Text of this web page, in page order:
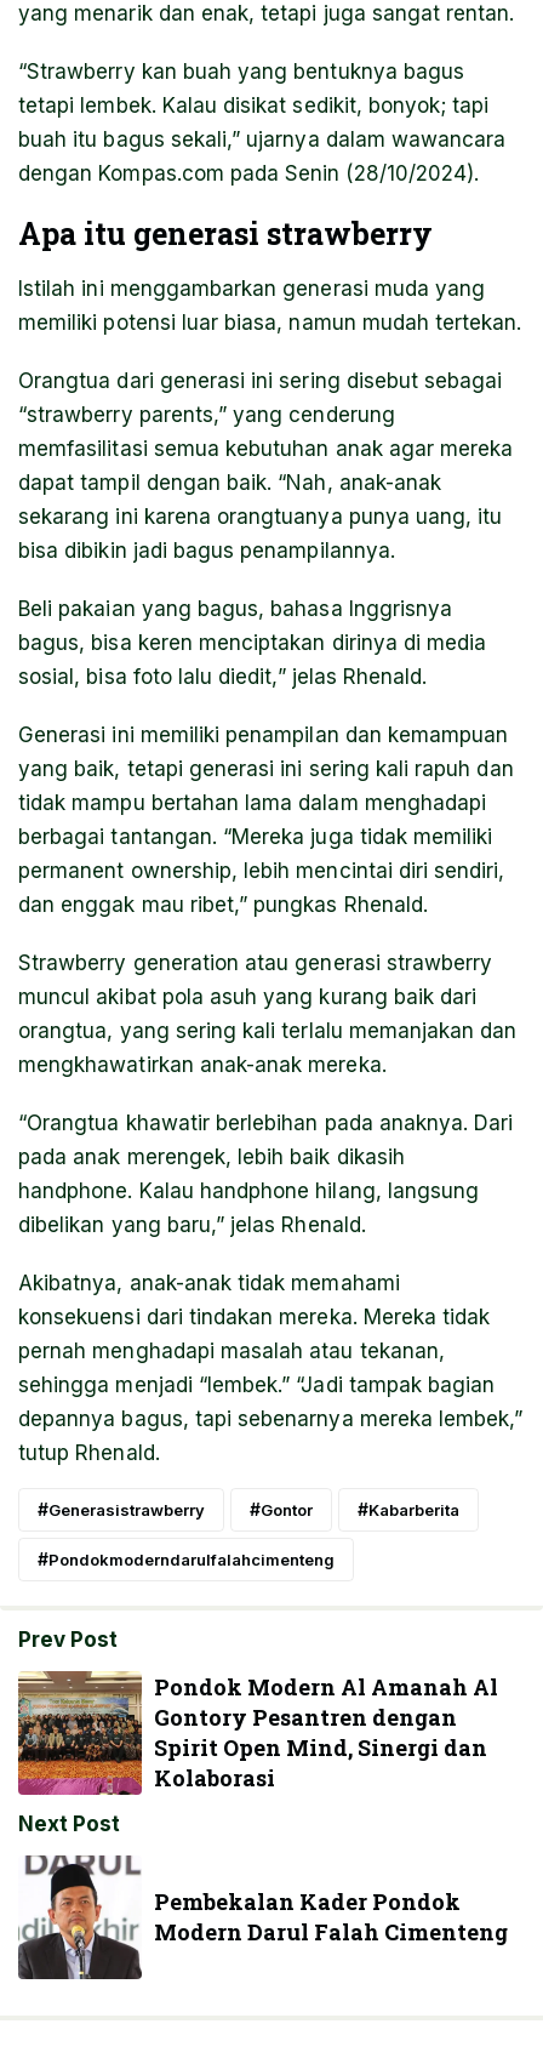
yang menarik dan enak, tetapi juga sangat rentan.
“Strawberry kan buah yang bentuknya bagus
tetapi lembek. Kalau disikat sedikit, bonyok; tapi
buah itu bagus sekali,” ujarnya dalam wawancara
dengan Kompas.com pada Senin (28/10/2024).
Apa itu generasi strawberry
Istilah ini menggambarkan generasi muda yang
memiliki potensi luar biasa, namun mudah tertekan.
Orangtua dari generasi ini sering disebut sebagai
“strawberry parents,” yang cenderung
memfasilitasi semua kebutuhan anak agar mereka
dapat tampil dengan baik. “Nah, anak-anak
sekarang ini karena orangtuanya punya uang, itu
bisa dibikin jadi bagus penampilannya.
Beli pakaian yang bagus, bahasa Inggrisnya
bagus, bisa keren menciptakan dirinya di media
sosial, bisa foto lalu diedit,” jelas Rhenald.
Generasi ini memiliki penampilan dan kemampuan
yang baik, tetapi generasi ini sering kali rapuh dan
tidak mampu bertahan lama dalam menghadapi
berbagai tantangan. “Mereka juga tidak memiliki
permanent ownership, lebih mencintai diri sendiri,
dan enggak mau ribet,” pungkas Rhenald.
Strawberry generation atau generasi strawberry
muncul akibat pola asuh yang kurang baik dari
orangtua, yang sering kali terlalu memanjakan dan
mengkhawatirkan anak-anak mereka.
“Orangtua khawatir berlebihan pada anaknya. Dari
pada anak merengek, lebih baik dikasih
handphone. Kalau handphone hilang, langsung
dibelikan yang baru,” jelas Rhenald.
Akibatnya, anak-anak tidak memahami
konsekuensi dari tindakan mereka. Mereka tidak
pernah menghadapi masalah atau tekanan,
sehingga menjadi “lembek.” “Jadi tampak bagian
depannya bagus, tapi sebenarnya mereka lembek,”
tutup Rhenald.
Generasistrawberry Gontor Kabarberita
Pondokmoderndarulfalahcimenteng
Prev Post
Pondok Modern Al Amanah Al
Gontory Pesantren dengan
Spirit Open Mind, Sinergi dan
Kolaborasi
Next Post
Pembekalan Kader Pondok
Modern Darul Falah Cimenteng